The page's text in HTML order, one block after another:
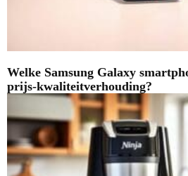
Welke Samsung Galaxy
prijs-kwaliteitverhouding?